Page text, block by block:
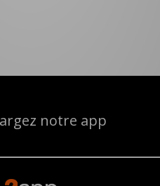
notre app